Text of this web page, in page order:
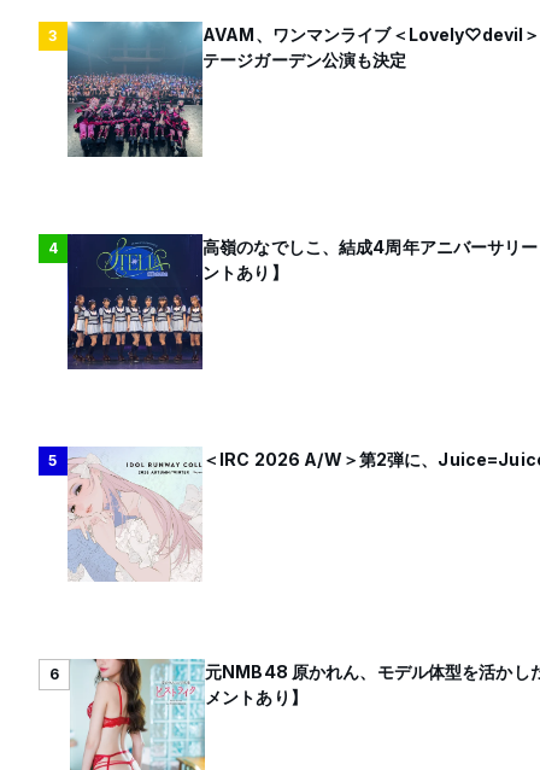
3
AVAM、ワンマンライブ＜Lovely♡devil
テージガーデン公演も決定
4
高嶺のなでしこ、結成4周年アニバーサリ
ントあり】
5 ＜IRC 2026 A/W＞第2弾に、
6
元NMB48 原かれん、モデル体型を活かし
メントあり】